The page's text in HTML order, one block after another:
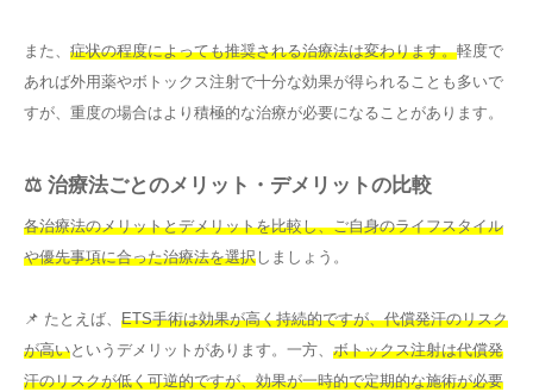
また、 症状の程度によっても推奨される治療法は変わります。軽度で
あれば外用薬やボトックス注射で十分な効果が得られることも多いで
すが、重度の場合はより積極的な治療が必要になることがあります。
⚖️ 治療法ごとのメリット・デメリットの比較
各治療法のメリットとデメリットを比較し、ご自身のライフスタイル
や優先事項に合った治療法を選択 しましょう。
📌 たとえば、 ETS手術は効果が高く持続的ですが、代償発汗のリスク
が高いというデメリットがあります。一方、 ボトックス注射は代償発
汗のリスクが低く可逆的ですが、効果が一時的で定期的な施術が必要